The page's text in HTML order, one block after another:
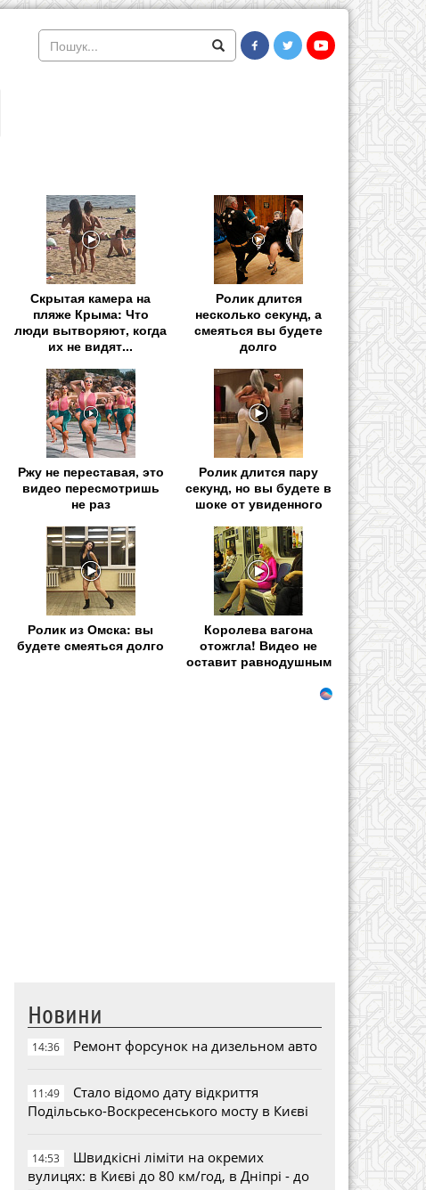
Скрытая камера на
пляже Крыма: Что
люди вытворяют, когда
их не видят...
Ролик длится
несколько секунд, а
смеяться вы будете
долго
Ржу не переставая, это
видео пересмотришь
не раз
Ролик длится пару
секунд, но вы будете в
шоке от увиденного
Ролик из Омска: вы
будете смеяться долго
Королева вагона
отожгла! Видео не
оставит равнодушным
Новини
14:36 Ремонт форсунок на дизельном авто
11:49
Стало відомо дату відкриття
Подільсько-Воскресенського мосту в Києві
14:53
Швидкісні ліміти на окремих
вулицях: в Києві до 80 км/год, в Дніпрі - до